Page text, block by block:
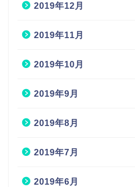
2019年12月
2019年11月
2019年10月
2019年9月
2019年8月
2019年7月
2019年6月